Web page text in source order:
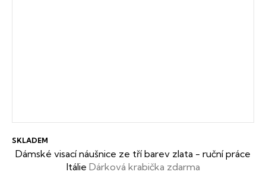
Dámské visací náušnice ze tří barev zlata - ruční práce
Itálie Dárková krabička zdarma
SKLADEM